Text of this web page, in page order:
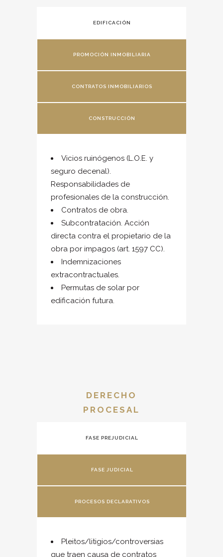
EDIFICACIÓN
PROMOCIÓN INMOBILIARIA
CONTRATOS INMOBILIARIOS
CONSTRUCCIÓN
Vicios ruinógenos (L.O.E. y
seguro decenal).
Responsabilidades de
profesionales de la construcción.
Contratos de obra.
Subcontratación. Acción
directa contra el propietario de la
obra por impagos (art. 1597 CC).
Indemnizaciones
extracontractuales.
Permutas de solar por
edificación futura.
DERECHO
PROCESAL
FASE PREJUDICIAL
FASE JUDICIAL
PROCESOS DECLARATIVOS
Pleitos/litigios/controversias
que traen causa de contratos